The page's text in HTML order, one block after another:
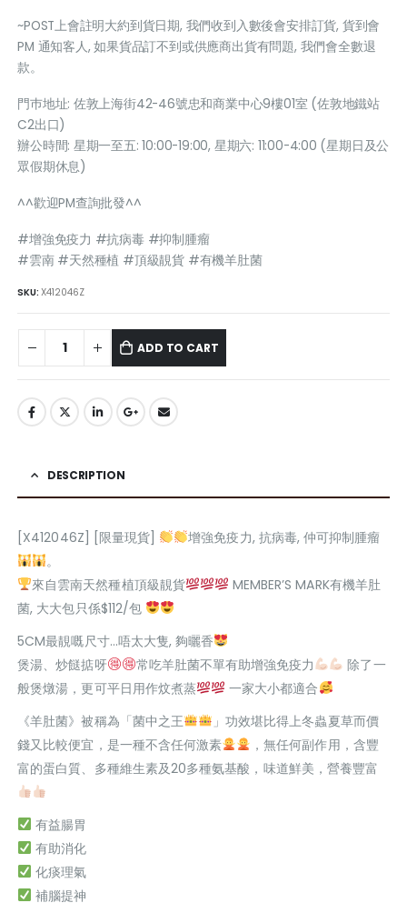
~POST上會註明大約到貨日期, 我們收到入數後會安排訂貨, 貨到會
PM 通知客人, 如果貨品訂不到或供應商出貨有問題, 我們會全數退
款。
門巿地址: 佐敦上海街42-46號忠和商業中心9樓01室 (佐敦地鐵站
C2出口)
辦公時間: 星期一至五: 10:00-19:00, 星期六: 11:00-4:00 (星期日及公
眾假期休息)
^^歡迎PM查詢批發^^
#增強免疫力 #抗病毒 #抑制腫瘤
#雲南 #天然種植 #頂級靚貨 #有機羊肚菌
SKU:X412046Z
ADD TO CART
DESCRIPTION
[X412046Z] [限量現貨]
增強免疫力, 抗病毒, 仲可抑制腫瘤
。
來自雲南天然種植頂級靚貨
MEMBER’S MARK有機羊肚
菌, 大大包只係$112/包
5CM最靚嘅尺寸…唔太大隻, 夠曬香
煲湯、炒餸掂呀
常吃羊肚菌不單有助增強免疫力
除了一
般煲燉湯，更可平日用作炆煮蒸
一家大小都適合
《羊肚菌》被稱為「菌中之王
」功效堪比得上冬蟲夏草而價
錢又比較便宜，是一種不含任何激素
，無任何副作用，含豐
富的蛋白質、多種維生素及20多種氨基酸，味道鮮美，營養豐富
有益腸胃
有助消化
化痰理氣
補腦提神